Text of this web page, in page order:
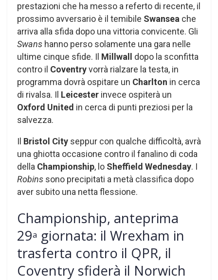
prestazioni che ha messo a referto di recente, il
prossimo avversario è il temibile Swansea che
arriva alla sfida dopo una vittoria convicente. Gli
Swans hanno perso solamente una gara nelle
ultime cinque sfide. Il Millwall dopo la sconfitta
contro il Coventryvorrà rialzare la testa, in
programma dovrà ospitare un Charlton in cerca
di rivalsa. Il Leicester invece ospiterà un
Oxford United in cerca di punti preziosi per la
salvezza.
Il Bristol City seppur con qualche difficoltà, avrà
una ghiotta occasione contro il fanalino di coda
della Championship, lo Sheffield Wednesday. I
Robins sono precipitati a metà classifica dopo
aver subito una netta flessione.
Championship, anteprima
29a giornata: il Wrexham in
trasferta contro il QPR, il
Coventry sfiderà il Norwich